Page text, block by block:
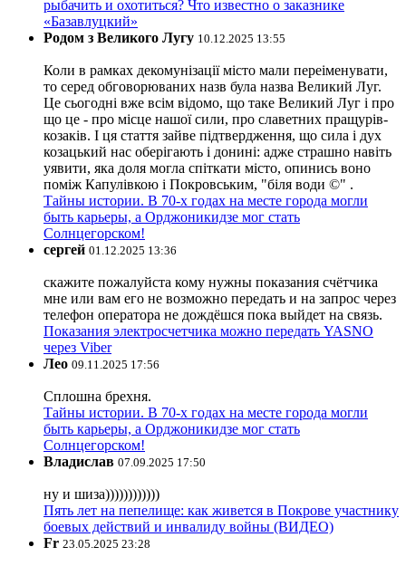
рыбачить и охотиться? Что известно о заказнике
«Базавлуцкий»
Родом з Великого Лугу 10.12.2025 13:55
Коли в рамках декомунізації місто мали переіменувати,
то серед обговорюваних назв була назва Великий Луг.
Це сьогодні вже всім відомо, що таке Великий Луг і про
що це - про місце нашої сили, про славетних пращурів-
козаків. І ця стаття зайве підтвердження, що сила і дух
козацький нас оберігають і донині: адже страшно навіть
уявити, яка доля могла спіткати місто, опинись воно
поміж Капулівкою і Покровським, "біля води ©" .
Тайны истории. В 70-х годах на месте города могли
быть карьеры, а Орджоникидзе мог стать
Солнцегорском!
сергей 01.12.2025 13:36
скажите пожалуйста кому нужны показания счётчика
мне или вам его не возможно передать и на запрос через
телефон оператора не дождёшся пока выйдет на связь.
Показания электросчетчика можно передать YASNO
через Viber
Лео 09.11.2025 17:56
Сплошна брехня.
Тайны истории. В 70-х годах на месте города могли
быть карьеры, а Орджоникидзе мог стать
Солнцегорском!
Владислав 07.09.2025 17:50
ну и шиза))))))))))))
Пять лет на пепелище: как живется в Покрове участнику
боевых действий и инвалиду войны (ВИДЕО)
Fr 23.05.2025 23:28